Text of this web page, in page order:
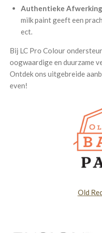
Authentieke Afwerking
milkpaintgeefteen
ect.
Bij LC Pro Colour
oogwaardigeen duurzame
Ontdekons uitgebreide
even!
Old